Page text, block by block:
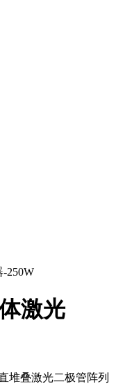
激光
堆叠激光二极管阵列